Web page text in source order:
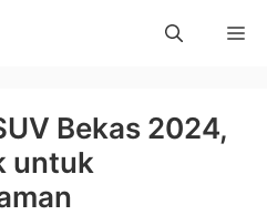
Bekas 2024,
untuk